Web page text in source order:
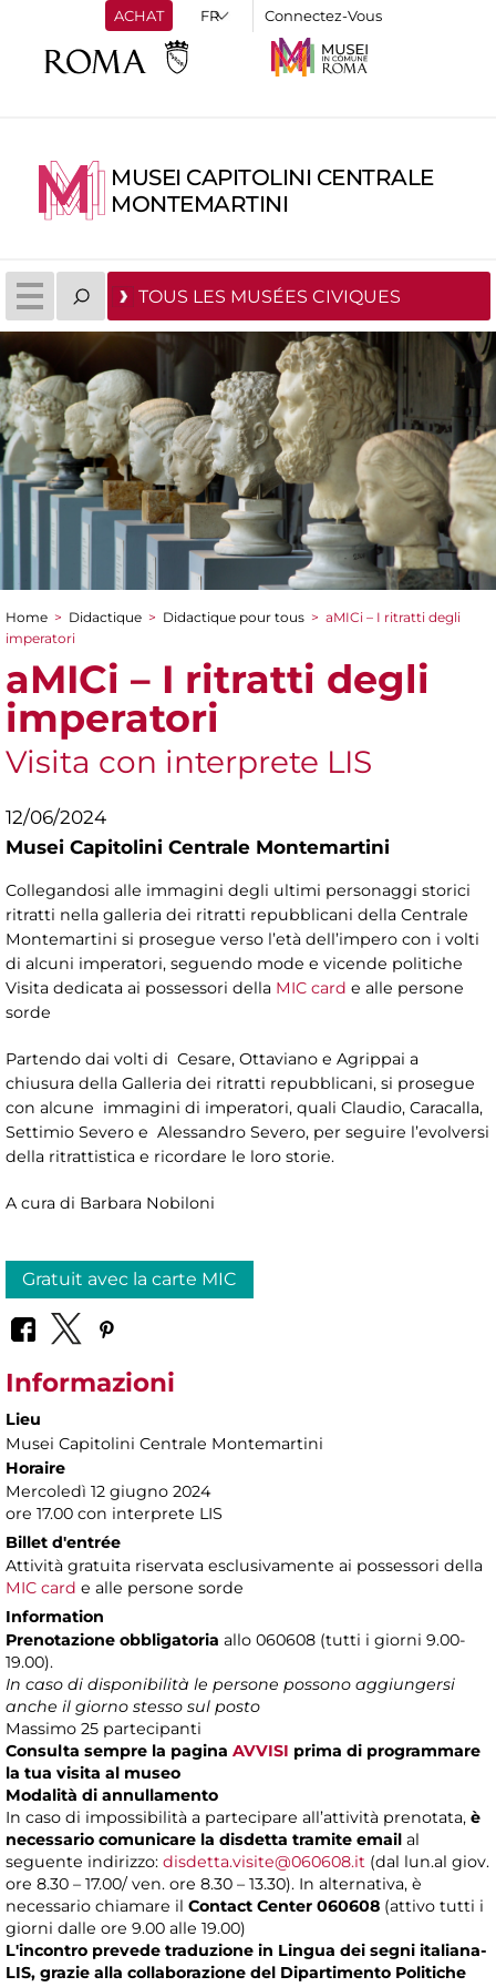
ACHAT Connectez-Vous
MUSEI CAPITOLINI CENTRALE
MONTEMARTINI
TOUS LES MUSÉES CIVIQUES
You are here
Home > Didactique > Didactique pour tous > aMICi – I ritratti degli
imperatori
aMICi – I ritratti degli
imperatori
Visita con interprete LIS
12/06/2024
Musei Capitolini Centrale Montemartini
Collegandosi alle immagini degli ultimi personaggi storici
ritratti nella galleria dei ritratti repubblicani della Centrale
Montemartini si prosegue verso l’età dell’impero con i volti
di alcuni imperatori, seguendo mode e vicende politiche
Visita dedicata ai possessori della MIC card e alle persone
sorde
Partendo dai volti di Cesare, Ottaviano e Agrippai a
chiusura della Galleria dei ritratti repubblicani, si prosegue
con alcune immagini di imperatori, quali Claudio, Caracalla,
Settimio Severo e Alessandro Severo, per seguire l’evolversi
della ritrattistica e ricordare le loro storie.
A cura di Barbara Nobiloni
Gratuit avec la carte MIC
Informazioni
Lieu
Musei Capitolini Centrale Montemartini
Horaire
Mercoledì 12 giugno 2024
ore 17.00 con interprete LIS
Billet d'entrée
Attività gratuita riservata esclusivamente ai possessori della
MIC card e alle persone sorde
Information
Prenotazione obbligatoria allo 060608 (tutti i giorni 9.00-
19.00).
In caso di disponibilità le persone possono aggiungersi
anche il giorno stesso sul posto
Massimo 25 partecipanti
Consulta sempre la pagina AVVISI prima di programmare
la tua visita al museo
Modalità di annullamento
In caso di impossibilità a partecipare all’attività prenotata, è
necessario comunicare la disdetta tramite email al
seguente indirizzo: disdetta.visite@060608.it (dal lun.al giov.
ore 8.30 – 17.00/ ven. ore 8.30 – 13.30). In alternativa, è
necessario chiamare il Contact Center 060608 (attivo tutti i
giorni dalle ore 9.00 alle 19.00)
L'incontro prevede traduzione in Lingua dei segni italiana-
LIS, grazie alla collaborazione del Dipartimento Politiche